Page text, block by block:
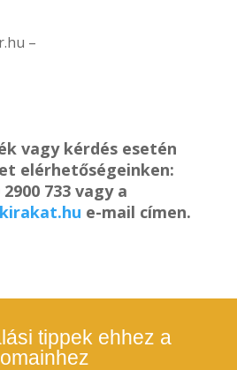
–
vagy kérdés esetén
elérhetőségeinken:
2900 733 vagy a
e-mail címen.
tippek ehhez a